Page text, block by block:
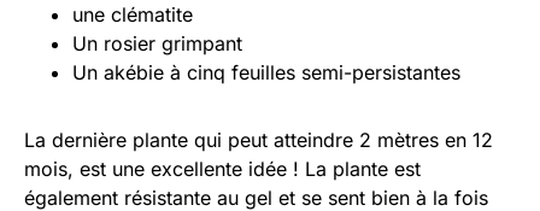
une clématite
Un rosier grimpant
Un akébie à cinq feuilles semi-persistantes
La dernière plante qui peut atteindre 2 mètres en 12
mois, est une excellente idée ! La plante est
également résistante au gel et se sent bien à la fois